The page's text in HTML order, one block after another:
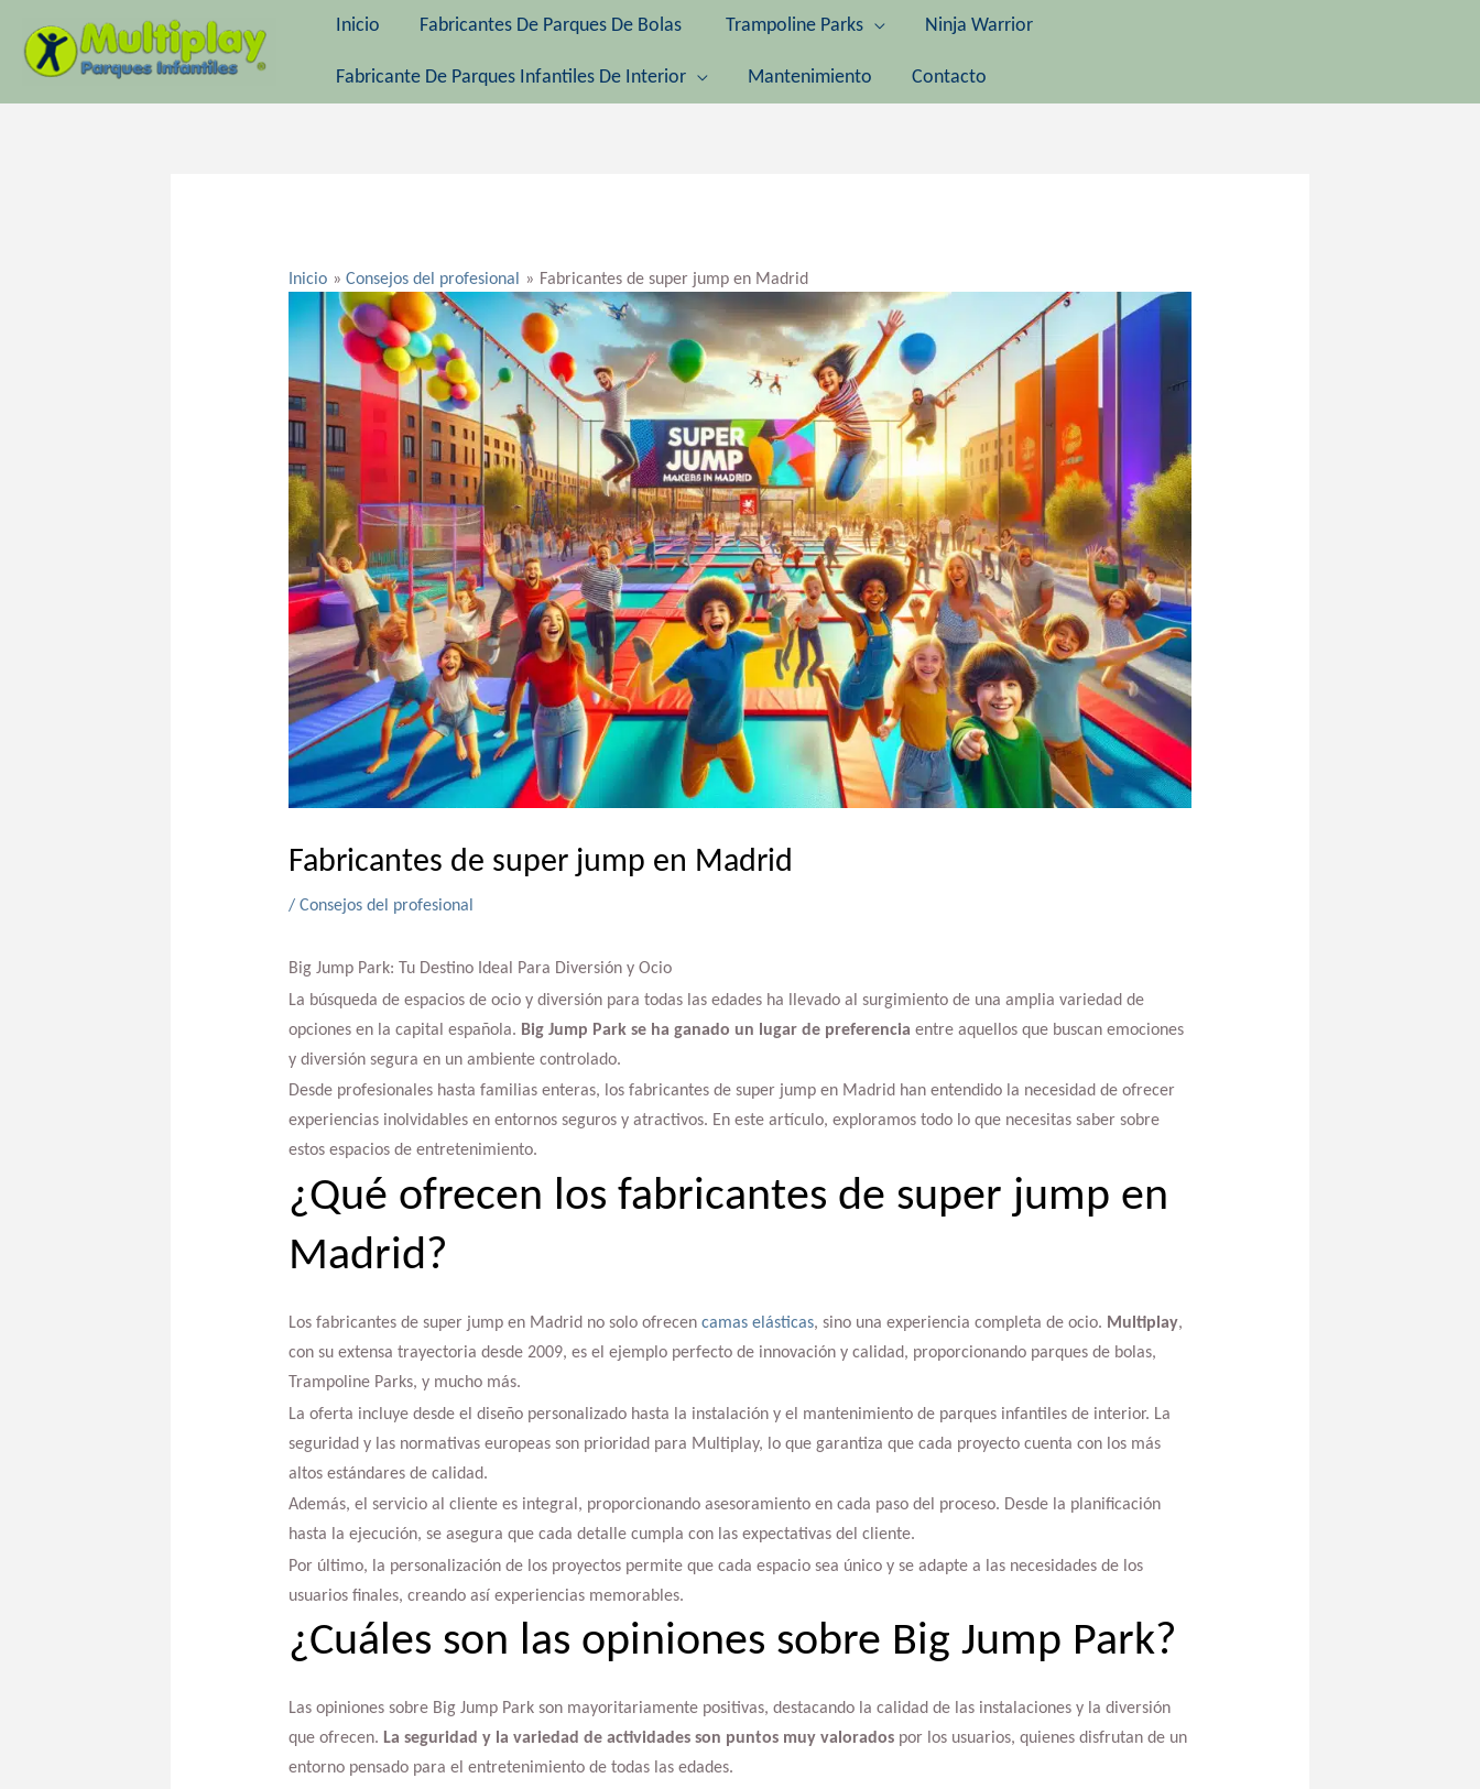
contenido
Inicio Fabricantes De Parques De Bolas Trampoline Parks Ninja Warrior
Fabricante De Parques Infantiles De Interior Mantenimiento Contacto
Inicio Consejos del profesional Fabricantes de super jump en Madrid
Fabricantes de super jump en Madrid
/ Consejos del profesional
Big Jump Park: Tu Destino Ideal Para Diversión y Ocio
La búsqueda de espacios de ocio y diversión para todas las edades ha llevado al surgimiento de una amplia variedad de
opciones en la capital española. Big Jump Park se ha ganado un lugar de preferencia entre aquellos que buscan emociones
y diversión segura en un ambiente controlado.
Desde profesionales hasta familias enteras, los fabricantes de super jump en Madrid han entendido la necesidad de ofrecer
experiencias inolvidables en entornos seguros y atractivos. En este artículo, exploramos todo lo que necesitas saber sobre
estos espacios de entretenimiento.
¿Qué ofrecen los fabricantes de super jump en
Madrid?
Los fabricantes de super jump en Madrid no solo ofrecen camas elásticas, sino una experiencia completa de ocio. Multiplay,
con su extensa trayectoria desde 2009, es el ejemplo perfecto de innovación y calidad, proporcionando parques de bolas,
Trampoline Parks, y mucho más.
La oferta incluye desde el diseño personalizado hasta la instalación y el mantenimiento de parques infantiles de interior. La
seguridad y las normativas europeas son prioridad para Multiplay, lo que garantiza que cada proyecto cuenta con los más
altos estándares de calidad.
Además, el servicio al cliente es integral, proporcionando asesoramiento en cada paso del proceso. Desde la planificación
hasta la ejecución, se asegura que cada detalle cumpla con las expectativas del cliente.
Por último, la personalización de los proyectos permite que cada espacio sea único y se adapte a las necesidades de los
usuarios finales, creando así experiencias memorables.
¿Cuáles son las opiniones sobre Big Jump Park?
Las opiniones sobre Big Jump Park son mayoritariamente positivas, destacando la calidad de las instalaciones y la diversión
que ofrecen. La seguridad y la variedad de actividades son puntos muy valoradospor los usuarios, quienes disfrutan de un
entorno pensado para el entretenimiento de todas las edades.